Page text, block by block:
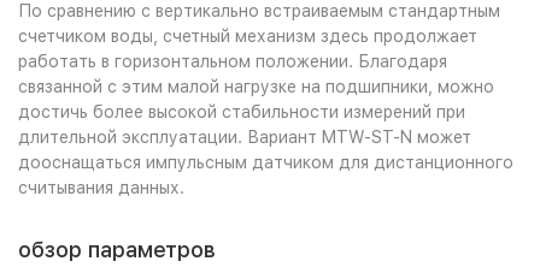
По сравнению с вертикально встраиваемым стандартным
счетчиком воды, счетный механизм здесь продолжает
работать в горизонтальном положении. Благодаря
связанной с этим малой нагрузке на подшипники, можно
достичь более высокой стабильности измерений при
длительной эксплуатации. Вариант MTW-ST-N может
дооснащаться импульсным датчиком для дистанционного
считывания данных.
обзор параметров